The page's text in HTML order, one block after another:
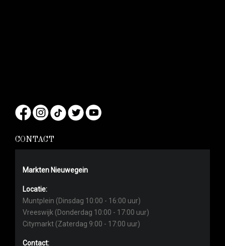
CONTACT
Markten Nieuwegein
Locatie:
Muntplein (Dinsdag 10:00 - 16:00 uur)
Vreeswijk (Donderdag 10:00 - 17:00 uur)
Citymarkt (Zaterdag 9:00 - 17:00 uur)
Contact: